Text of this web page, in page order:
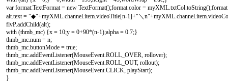
var format:TextFormat = new TextFormat();format.color =
alt.text = "◆"+myXML.channel.item.videoTitle[n-1]+"＼
flvP.addChild(alt);
with (thmb_mc) {x = 10;y = 0+90*(n-1);alpha = 0.7;}
thmb_mc.num = n;
thmb_mc.buttonMode = true;
thmb_mc.addEventListener(MouseEvent.ROLL_OVER, rollover);
thmb_mc.addEventListener(MouseEvent.ROLL_OUT, rollout);
thmb_mc.addEventListener(MouseEvent.CLICK, playStart);
}